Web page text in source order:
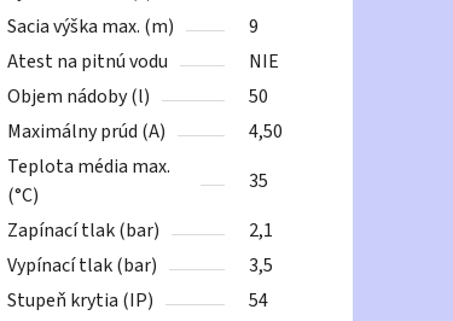
Sacia výška max. (m)
9
Atest na pitnú vodu
NIE
Objem nádoby (l)
50
Maximálny prúd (A)
4,50
Teplota média max.
(°C)
35
Zapínací tlak (bar)
2,1
Vypínací tlak (bar)
3,5
Stupeň krytia (IP)
54